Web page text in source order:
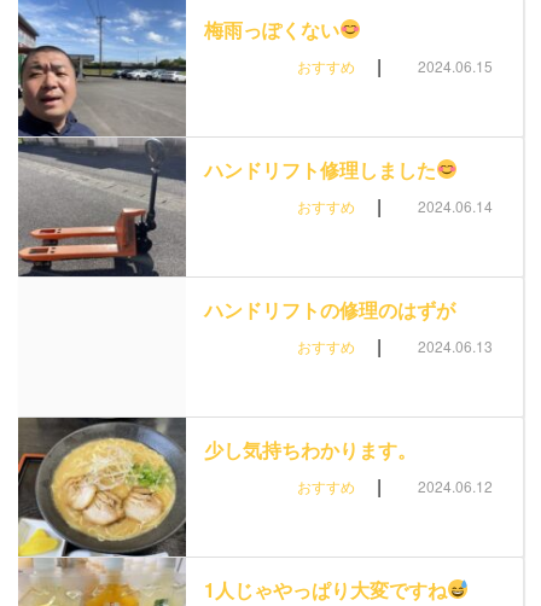
梅雨っぽくない
おすすめ | 2024.06.15
ハンドリフト修理しました
おすすめ | 2024.06.14
ハンドリフトの修理のはずが
おすすめ | 2024.06.13
少し気持ちわかります。
おすすめ | 2024.06.12
1人じゃやっぱり大変ですね